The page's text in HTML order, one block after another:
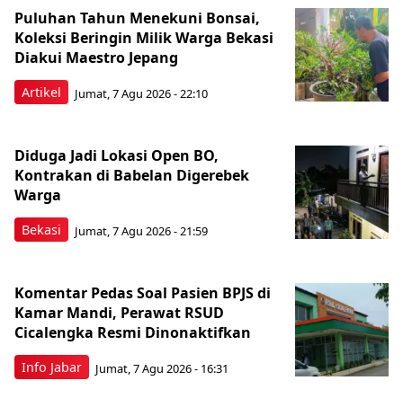
Artikel
Puluhan Tahun Menekuni Bonsai,
Koleksi Beringin Milik Warga Bekasi
Diakui Maestro Jepang
Jumat, 7 Agu 2026 - 22:10
Bekasi
Diduga Jadi Lokasi Open BO,
Kontrakan di Babelan Digerebek
Warga
Jumat, 7 Agu 2026 - 21:59
Info Jabar
Komentar Pedas Soal Pasien BPJS di
Kamar Mandi, Perawat RSUD
Cicalengka Resmi Dinonaktifkan
Jumat, 7 Agu 2026 - 16:31